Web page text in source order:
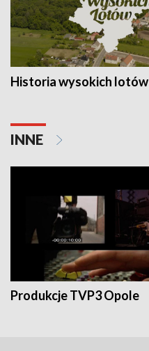
Historia wysokich lotów
INNE
Produkcje TVP3 Opole